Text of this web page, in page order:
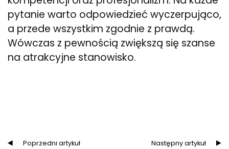
pytanie warto odpowiedzieć wyczerpująco,
a przede wszystkim zgodnie z prawdą.
Wówczas z pewnością zwiększą się szanse
na atrakcyjne stanowisko.
Poprzedni artykuł
Następny artykuł